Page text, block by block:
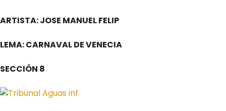
ARTISTA: JOSE MANUEL FELIP
LEMA: CARNAVAL DE VENECIA
SECCIÓN 8